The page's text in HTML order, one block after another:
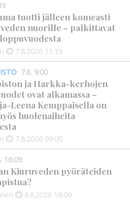
tuotti jälleen komeasti
nuorille – palkittavat
7.8.2026 11:33
7.8. 9:00
ja Harkka-kerhojen
ovat alkamassa –
Leena Kemppaisella on
huolenaiheita
7.8.2026 09:00
16:09
Kiuruveden pyöräteiden
6.8.2026 16:09